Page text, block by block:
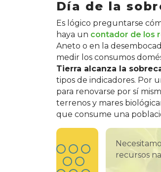
Día de la
Es lógico preguntarse
haya un contador de los
Aneto o en la
medir los consumos
Tierra alcanza la
tipos de indicadores. Por
para renovarse por sí
terrenos y mares
que consume una
recursos